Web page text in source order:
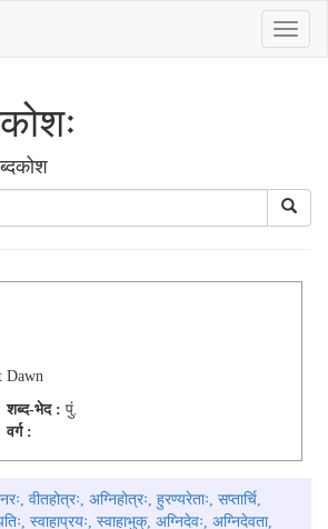
Dawn
शब्द-भेद : पुं.
वर्ग :
वीतहोत्रः, अग्निहोत्रः, हुरण्यरेताः, सप्तार्चि,
स्वाहाप्रयः, स्वाहाभुक्, अग्निदेवः, अग्निदेवता,